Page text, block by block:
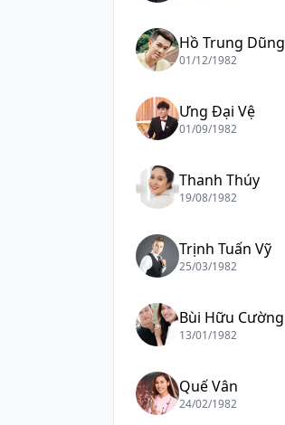
Hồ Trung Dũng
01/12/1982
Ưng Đại Vệ
01/09/1982
Thanh Thúy
19/08/1982
Trịnh Tuấn Vỹ
25/03/1982
Bùi Hữu Cường
13/01/1982
Quế Vân
24/02/1982